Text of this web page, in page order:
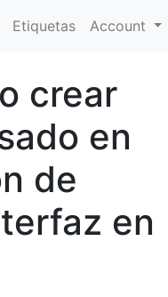
Etiquetas Account
crear
en
de
en